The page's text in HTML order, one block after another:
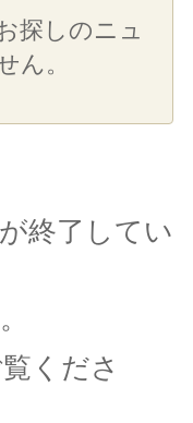
探しのニュ
ん。
終了してい
くださ